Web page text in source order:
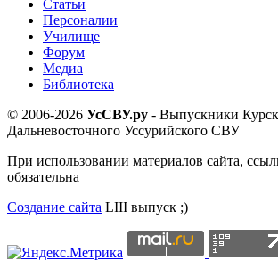
Статьи
Персоналии
Училище
Форум
Медиа
Библиотека
© 2006-2026 УсСВУ.ру - Выпускники
Дальневосточного Уссурийского СВУ
При использовании материалов сайта,
обязательна
Создание сайта LIII выпуск ;)